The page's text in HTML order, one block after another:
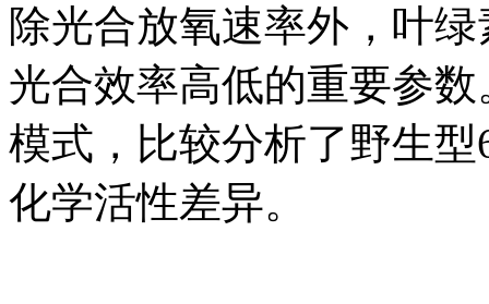
除光合放氧速率外，叶
光合效率高低的重要参
模式，比较分析了野生型
化学活性差异。